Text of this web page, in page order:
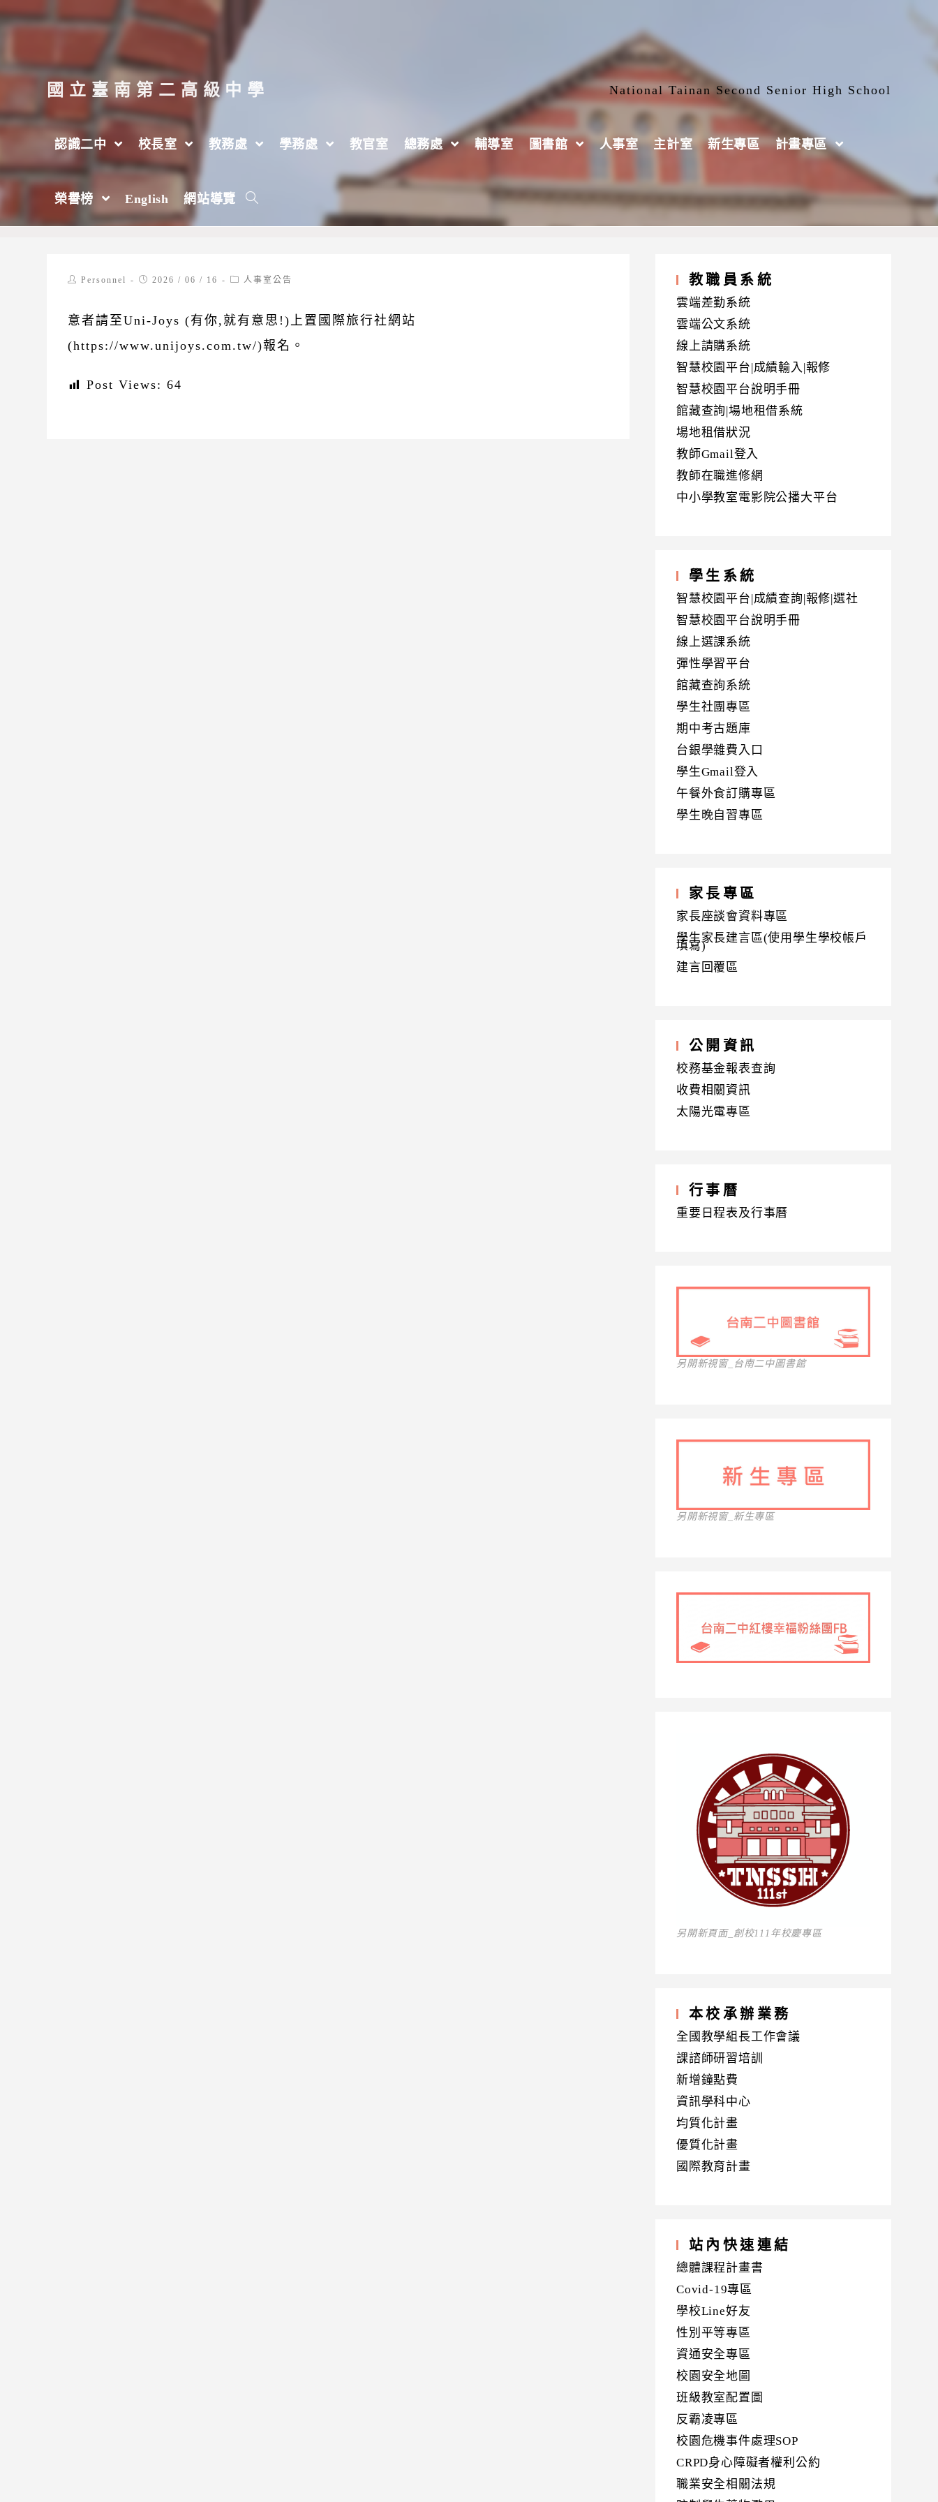
跳
至
要
內
容
國立臺南第二高級中學 National Tainan Second Senior High School
認識二中 校長室 教務處 學務處 教官室 總務處 輔導室 圖書館 人事室 主計室 新生專區 計畫專區
榮譽榜 English 網站導覽
轉知國立中興大學115年「微甜夏日愛情絲路」單身聯誼活動
2026 年 > 6 月 > 16 日
PostPersonnel
Post2026 / 06 / 16
Post人事室公告
意者請至Uni-Joys (有你,就有意思!)上置國際旅行社網站
(https://www.unijoys.com.tw/)報名。
Post Views: 64
教職員系統
雲端差勤系統
雲端公文系統
線上請購系統
智慧校園平台|成績輸入|報修
智慧校園平台說明手冊
館藏查詢|場地租借系統
場地租借狀況
教師Gmail登入
教師在職進修網
中小學教室電影院公播大平台
學生系統
智慧校園平台|成績查詢|報修|選社
智慧校園平台說明手冊
線上選課系統
彈性學習平台
館藏查詢系統
學生社團專區
期中考古題庫
台銀學雜費入口
學生Gmail登入
午餐外食訂購專區
學生晚自習專區
家長專區
家長座談會資料專區
學生家長建言區(使用學生學校帳戶
填寫)
建言回覆區
公開資訊
校務基金報表查詢
收費相關資訊
太陽光電專區
行事曆
重要日程表及行事曆
另開新視窗_台南二中圖書館
另開新視窗_新生專區
另開新頁面_創校111年校慶專區
本校承辦業務
全國教學組長工作會議
課諮師研習培訓
新增鐘點費
資訊學科中心
均質化計畫
優質化計畫
國際教育計畫
站內快速連結
總體課程計畫書
Covid-19專區
學校Line好友
性別平等專區
資通安全專區
校園安全地圖
班級教室配置圖
反霸凌專區
校園危機事件處理SOP
CRPD身心障礙者權利公約
職業安全相關法規